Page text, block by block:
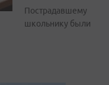
Пострадавшему
школьнику были